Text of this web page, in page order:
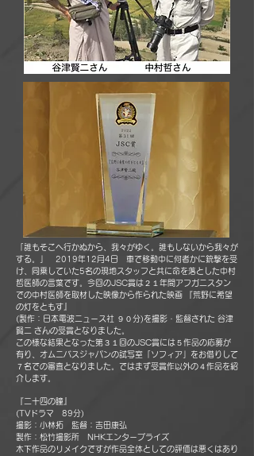
「誰もそこへ行かぬから、我々がゆく。誰もしないから我々が
する。」 2019年12月4日 車で移動中に何者かに銃撃を受
け、同乗していた5名の現地スタッフと共に命を落とした中村
哲医師の言葉です。今回のJSC賞は２１年間アフガニスタン
での中村医師を取材した映像から作られた映画 『荒野に希望
の灯をともす』
(製作：日本電波ニュース社 ９０分)を撮影・監督された 谷津
賢二 さんの受賞となりました。
この様な結果となった第３１回のJSC賞には５作品の応募が
有り、オムニバスジャパンの試写室「ソフィア」をお借りして
７名での審査となりました。ではまず受賞作以外の４作品を紹
介します。
『二十四の瞳』
(TVドラマ 89分)
撮影：小林拓 監督：吉田康弘
製作：松竹撮影所 NHKエンタープライズ
木下作品のリメイクですが作品全体としての評価は悪くはあり